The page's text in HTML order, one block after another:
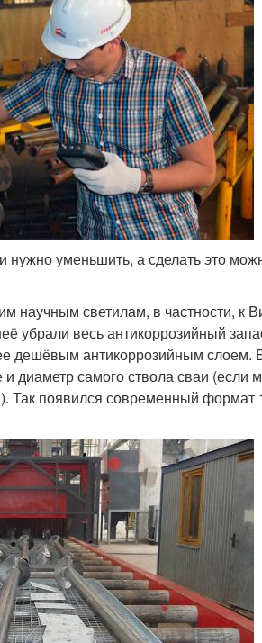
уменьшить, а сделать это
научным светилам, в частности, к
убрали весь антикоррозийный
дешёвым антикоррозийным слоем.
диаметр самого ствола сваи (если
Так появился современный